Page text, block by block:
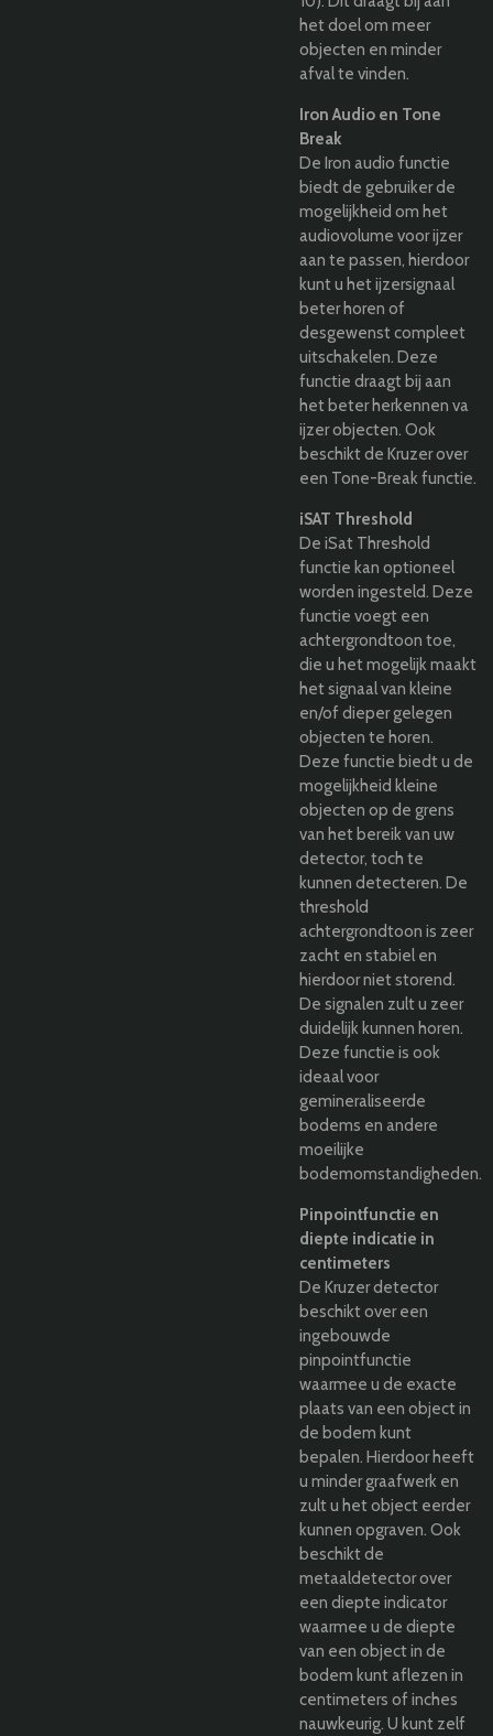
het doel om meer
objecten en minder
afval te vinden.
Iron Audio en Tone
Break
De Iron audio functie
biedt de gebruiker de
mogelijkheid om het
audiovolume voor ijzer
aan te passen, hierdoor
kunt u het ijzersignaal
beter horen of
desgewenst compleet
uitschakelen. Deze
functie draagt bij aan
het beter herkennen va
ijzer objecten. Ook
beschikt de Kruzer over
een Tone-Break functie.
iSAT Threshold
De iSat Threshold
functie kan optioneel
worden ingesteld. Deze
functie voegt een
achtergrondtoon toe,
die u het mogelijk maakt
het signaal van kleine
en/of dieper gelegen
objecten te horen.
Deze functie biedt u de
mogelijkheid kleine
objecten op de grens
van het bereik van uw
detector, toch te
kunnen detecteren. De
threshold
achtergrondtoon is zeer
zacht en stabiel en
hierdoor niet storend.
De signalen zult u zeer
duidelijk kunnen horen.
Deze functie is ook
ideaal voor
gemineraliseerde
bodems en andere
moeilijke
bodemomstandigheden.
Pinpointfunctie en
diepte indicatie in
centimeters
De Kruzer detector
beschikt over een
ingebouwde
pinpointfunctie
waarmee u de exacte
plaats van een object in
de bodem kunt
bepalen. Hierdoor heeft
u minder graafwerk en
zult u het object eerder
kunnen opgraven. Ook
beschikt de
metaaldetector over
een diepte indicator
waarmee u de diepte
van een object in de
bodem kunt aflezen in
centimeters of inches
nauwkeurig. U kunt zelf